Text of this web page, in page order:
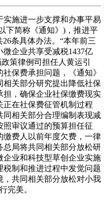
施进一步支撑和办事平易
下简称《通知》)，推进平
条具体办法。“本年前三
企业共享受减税1437亿
策律例司担任人黄运引
保费承担问题，《通知》
关部分研究提出降低社保
担，确保企业社保缴费现实
正在社保费征管机制过程
相关部分合理编制表现减
照审议通过的预算担任征
费人以前年度欠费，一律
局将共同相关部分放松研
企业和科技型草创企业实施
制和推进过程中发觉问题
，共同相关部分放松对小我
完美。